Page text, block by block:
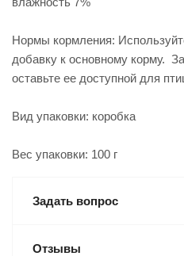
Нормы кормления:
добавку к основному корму.
оставьте ее доступной для
Вид упаковки: коробка
Вес упаковки: 100 г
Задать вопрос
Отзывы